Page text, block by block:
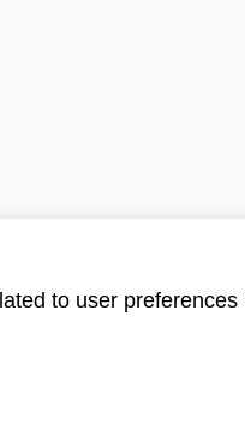
to user